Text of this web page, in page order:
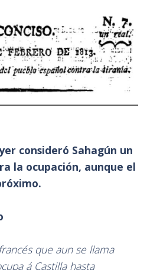
consideró Sahagún un
la ocupación, aunque el
que aun se llama
á Castilla hasta